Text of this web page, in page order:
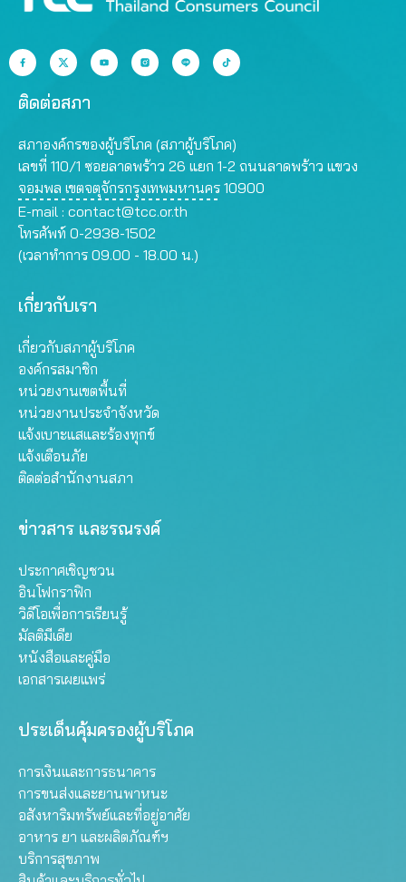
ติดต่อสภา
สภาองค์กรของผู้บริโภค (สภาผู้บริโภค)
เลขที่ 110/1 ซอยลาดพร้าว 26 แยก 1-2 ถนนลาดพร้าว แขวง
จอมพล เขตจตุจักรกรุงเทพมหานคร 10900
E-mail : contact@tcc.or.th
โทรศัพท์ 0-2938-1502
(เวลาทำการ 09.00 - 18.00 น.)
เกี่ยวกับเรา
เกี่ยวกับสภาผู้บริโภค
องค์กรสมาชิก
หน่วยงานเขตพื้นที่
หน่วยงานประจำจังหวัด
แจ้งเบาะแสและร้องทุกข์
แจ้งเตือนภัย
ติดต่อสำนักงานสภา
ข่าวสาร และรณรงค์
ประกาศเชิญชวน
อินโฟกราฟิก
วิดีโอเพื่อการเรียนรู้
มัลติมีเดีย
หนังสือและคู่มือ
เอกสารเผยแพร่
ประเด็นคุ้มครองผู้บริโภค
การเงินและการธนาคาร
การขนส่งและยานพาหนะ
อสังหาริมทรัพย์และที่อยู่อาศัย
อาหาร ยา และผลิตภัณฑ์ฯ
บริการสุขภาพ